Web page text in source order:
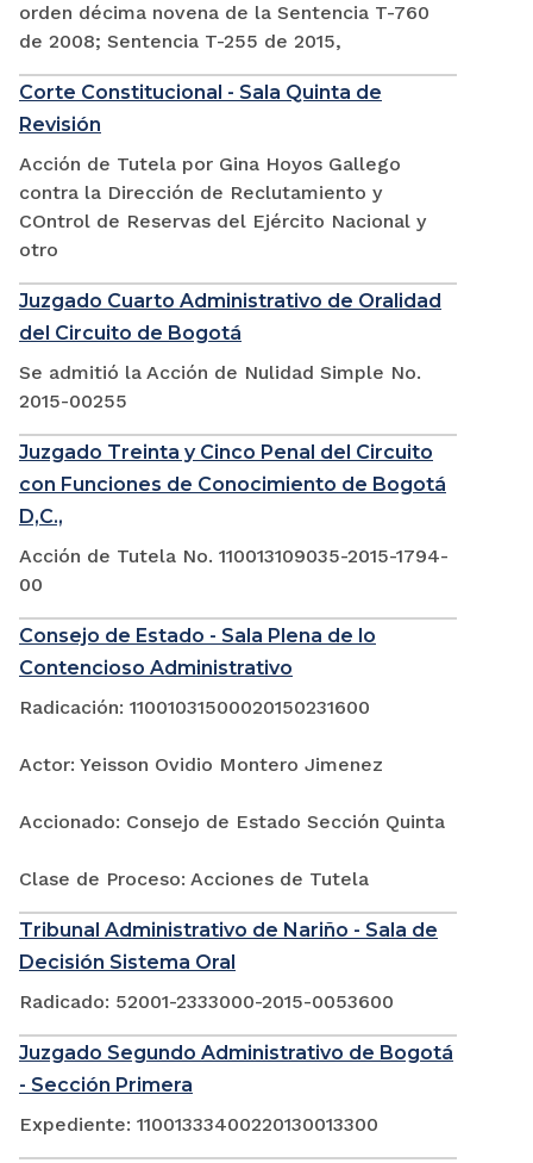
orden décima novena de la Sentencia T-760
de 2008; Sentencia T-255 de 2015,
Corte Constitucional - Sala Quinta de
Revisión
Acción de Tutela por Gina Hoyos Gallego
contra la Dirección de Reclutamiento y
COntrol de Reservas del Ejército Nacional y
otro
Juzgado Cuarto Administrativo de Oralidad
del Circuito de Bogotá
Se admitió la Acción de Nulidad Simple No.
2015-00255
Juzgado Treinta y Cinco Penal del Circuito
con Funciones de Conocimiento de Bogotá
D,C.,
Acción de Tutela No. 110013109035-2015-1794-
00
Consejo de Estado - Sala Plena de lo
Contencioso Administrativo
Radicación: 11001031500020150231600
Actor: Yeisson Ovidio Montero Jimenez
Accionado: Consejo de Estado Sección Quinta
Clase de Proceso: Acciones de Tutela
Tribunal Administrativo de Nariño - Sala de
Decisión Sistema Oral
Radicado: 52001-2333000-2015-0053600
Juzgado Segundo Administrativo de Bogotá
- Sección Primera
Expediente: 11001333400220130013300